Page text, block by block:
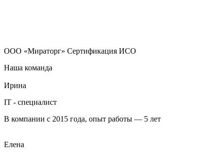
ООО «Мираторг» Сертификация ИСО
Наша команда
Ирина
IT - специалист
В компании с 2015 года, опыт работы — 5 лет
Елена